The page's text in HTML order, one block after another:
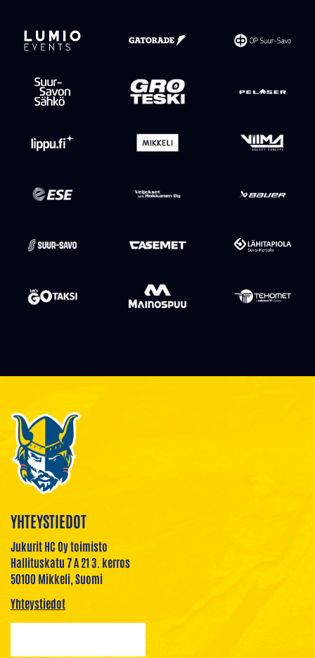
YHTEYSTIEDOT
Jukurit HC Oy toimisto
Hallituskatu 7 A 21 3. kerros
50100 Mikkeli, Suomi
Yhteystiedot